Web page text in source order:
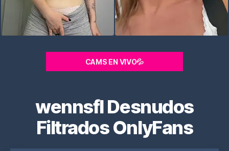
CAMS EN VIVO💦
wennsfl Desnudos
Filtrados OnlyFans